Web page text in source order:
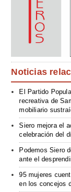
Noticias
El Partido
recreativa de
mobiliario
Siero mejora el
celebración del
Podemos Siero
ante el
95 mujeres
en los concejos